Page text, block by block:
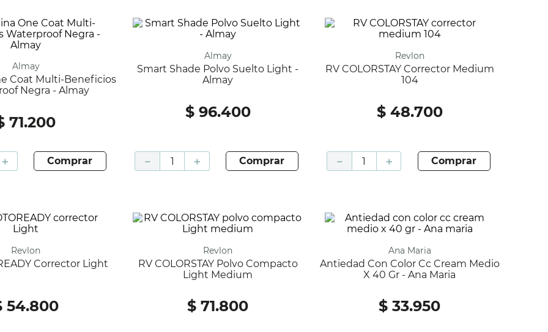
Almay
Negra - Almay
71.200
＋ comprar
Almay
Smart Shade Polvo Suelto Light -
Almay
$ 96.400
＋
－ comprar
Revlon
RV COLORSTAY Corrector Medium
104
$ 48.700
＋
－ comprar
Revlon
Corrector Light
54.800
Revlon
RV COLORSTAY Polvo Compacto
Light Medium
$ 71.800
Ana Maria
Antiedad Con Color Cc Cream Medio
X 40 Gr - Ana Maria
$ 33.950